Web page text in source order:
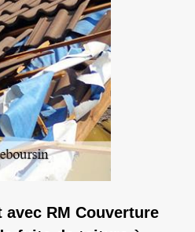
RM Couverture